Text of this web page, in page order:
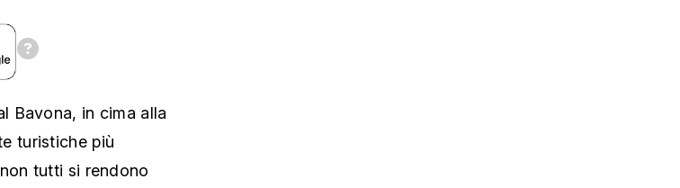
Bavona, in cima alla
turistiche più
tutti si rendono